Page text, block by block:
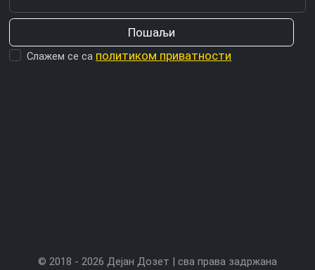
Слажем се са политиком приватности
© 2018 - 2026 Дејан Дозет | сва права задржана